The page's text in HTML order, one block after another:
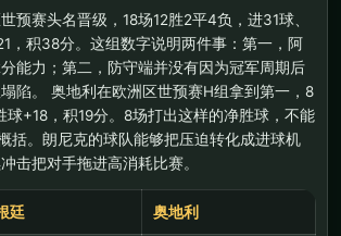
预赛头名晋级，18场12胜2平4负，进31球、
，积38分。这组数字说明两件事：第一，阿
能力；第二，防守端并没有因为冠军周期后
陷。 奥地利在欧洲区世预赛H组拿到第一，8
球+18，积19分。8场打出这样的净胜球，不能
括。朗尼克的球队能够把压迫转化成进球机
击把对手拖进高消耗比赛。
廷 奥地利